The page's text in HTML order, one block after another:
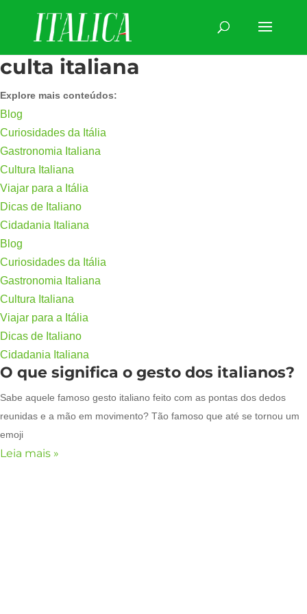
culta italiana
Explore mais conteúdos:
Blog
Curiosidades da Itália
Gastronomia Italiana
Cultura Italiana
Viajar para a Itália
Dicas de Italiano
Cidadania Italiana
Blog
Curiosidades da Itália
Gastronomia Italiana
Cultura Italiana
Viajar para a Itália
Dicas de Italiano
Cidadania Italiana
O que significa o gesto dos italianos?
Sabe aquele famoso gesto italiano feito com as pontas dos dedos
reunidas e a mão em movimento? Tão famoso que até se tornou um
emoji
Leia mais »